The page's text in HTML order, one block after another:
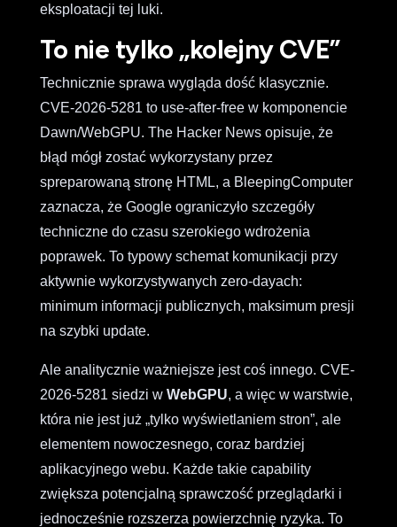
eksploatacji tej luki.
To nie tylko „kolejny CVE”
Technicznie sprawa wygląda dość klasycznie.
CVE-2026-5281 to use-after-free w komponencie
Dawn/WebGPU. The Hacker News opisuje, że
błąd mógł zostać wykorzystany przez
spreparowaną stronę HTML, a BleepingComputer
zaznacza, że Google ograniczyło szczegóły
techniczne do czasu szerokiego wdrożenia
poprawek. To typowy schemat komunikacji przy
aktywnie wykorzystywanych zero-dayach:
minimum informacji publicznych, maksimum presji
na szybki update.
Ale analitycznie ważniejsze jest coś innego. CVE-
2026-5281 siedzi w WebGPU, a więc w warstwie,
która nie jest już „tylko wyświetlaniem stron”, ale
elementem nowoczesnego, coraz bardziej
aplikacyjnego webu. Każde takie capability
zwiększa potencjalną sprawczość przeglądarki i
jednocześnie rozszerza powierzchnię ryzyka. To